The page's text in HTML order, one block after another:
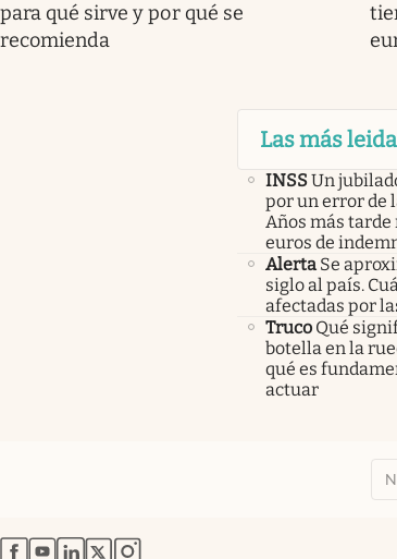
para qué sirve y por qué se
recomienda
Las más
INSSUn
por un error de
Años más tarde
euros de
Alerta Se
siglo al país.
afectadas por
Truco Qué
botella en la
qué es
actuar
abre en nueva pestaña
abre en nueva pestaña
abre en nueva pestaña
abre en nueva pestaña
abre en nueva pestaña